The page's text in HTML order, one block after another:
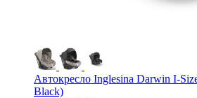
Автокресло Inglesina Darwin I-
Black)